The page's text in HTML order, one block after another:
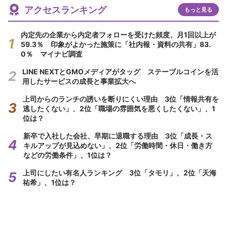
アクセスランキング もっと見る
内定先の企業から内定者フォローを受けた頻度、月1回以上が
59.3％ 印象がよかった施策に「社内報・資料の共有」83.
0％ マイナビ調査
LINE NEXTとGMOメディアがタッグ ステーブルコインを活
用したサービスの成長と事業拡大へ
上司からのランチの誘いを断りにくい理由 3位「情報共有を
逃したくない」、2位「職場の雰囲気を悪くしたくない」、1
位は？
新卒で入社した会社、早期に退職する理由 3位「成長・ス
キルアップが見込めない」、2位「労働時間・休日・働き方
などの労働条件」、1位は？
上司にしたい有名人ランキング 3位「タモリ」、2位「天海
祐希」、1位は？